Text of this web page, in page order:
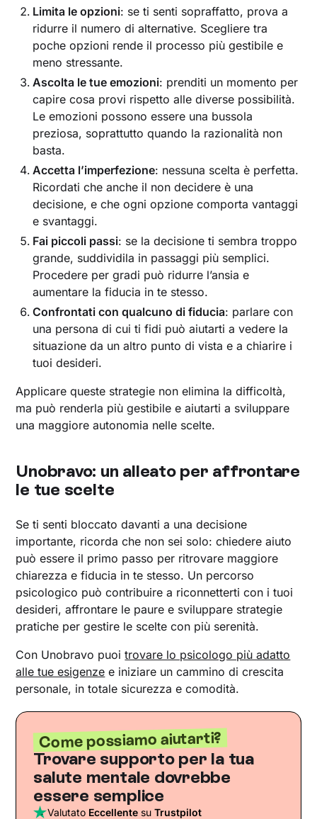
Limita le opzioni: se ti senti sopraffatto, prova a
ridurre il numero di alternative. Scegliere tra
poche opzioni rende il processo più gestibile e
meno stressante.
Ascolta le tue emozioni: prenditi un momento per
capire cosa provi rispetto alle diverse possibilità.
Le emozioni possono essere una bussola
preziosa, soprattutto quando la razionalità non
basta.
Accetta l’imperfezione: nessuna scelta è perfetta.
Ricordati che anche il non decidere è una
decisione, e che ogni opzione comporta vantaggi
e svantaggi.
Fai piccoli passi: se la decisione ti sembra troppo
grande, suddividila in passaggi più semplici.
Procedere per gradi può ridurre l’ansia e
aumentare la fiducia in te stesso.
Confrontati con qualcuno di fiducia: parlare con
una persona di cui ti fidi può aiutarti a vedere la
situazione da un altro punto di vista e a chiarire i
tuoi desideri.
Applicare queste strategie non elimina la difficoltà,
ma può renderla più gestibile e aiutarti a sviluppare
una maggiore autonomia nelle scelte.
Unobravo: un alleato per affrontare
le tue scelte
Se ti senti bloccato davanti a una decisione
importante, ricorda che non sei solo: chiedere aiuto
può essere il primo passo per ritrovare maggiore
chiarezza e fiducia in te stesso. Un percorso
psicologico può contribuire a riconnetterti con i tuoi
desideri, affrontare le paure e sviluppare strategie
pratiche per gestire le scelte con più serenità.
Con Unobravo puoitrovare lo psicologo più adatto
alle tue esigenze e iniziare un cammino di crescita
personale, in totale sicurezza e comodità.
Come possiamo aiutarti?
Trovare supporto per la tua
salute mentale dovrebbe
essere semplice
Valutato Eccellente suTrustpilot